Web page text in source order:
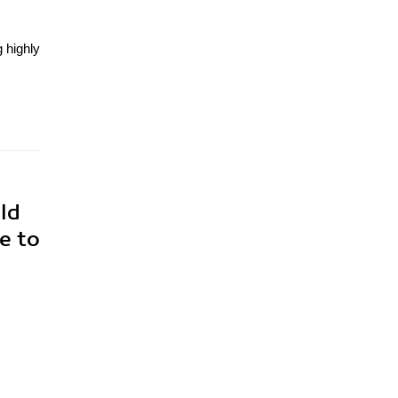
highly
to